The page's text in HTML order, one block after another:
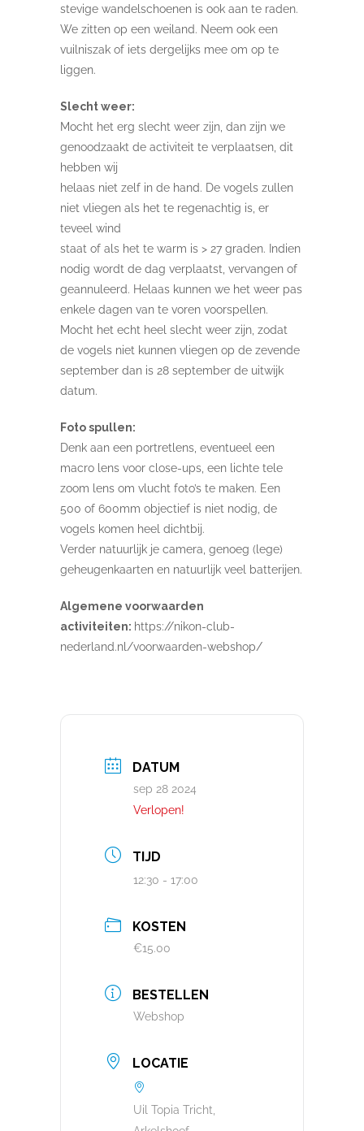
stevige wandelschoenen is ook aan te raden.
We zitten op een weiland. Neem ook een
vuilniszak of iets dergelijks mee om op te
liggen.
Slecht weer:
Mocht het erg slecht weer zijn, dan zijn we
genoodzaakt de activiteit te verplaatsen, dit
hebben wij
helaas niet zelf in de hand. De vogels zullen
niet vliegen als het te regenachtig is, er
teveel wind
staat of als het te warm is > 27 graden. Indien
nodig wordt de dag verplaatst, vervangen of
geannuleerd. Helaas kunnen we het weer pas
enkele dagen van te voren voorspellen.
Mocht het echt heel slecht weer zijn, zodat
de vogels niet kunnen vliegen op de zevende
september dan is 28 september de uitwijk
datum.
Foto spullen:
Denk aan een portretlens, eventueel een
macro lens voor close-ups, een lichte tele
zoom lens om vlucht foto’s te maken. Een
500 of 600mm objectief is niet nodig, de
vogels komen heel dichtbij.
Verder natuurlijk je camera, genoeg (lege)
geheugenkaarten en natuurlijk veel batterijen.
Algemene voorwaarden
activiteiten: https://nikon-club-
nederland.nl/voorwaarden-webshop/
DATUM
sep 28 2024
Verlopen!
TIJD
12:30 - 17:00
KOSTEN
€15.00
BESTELLEN
Webshop
LOCATIE
Uil Topia Tricht,